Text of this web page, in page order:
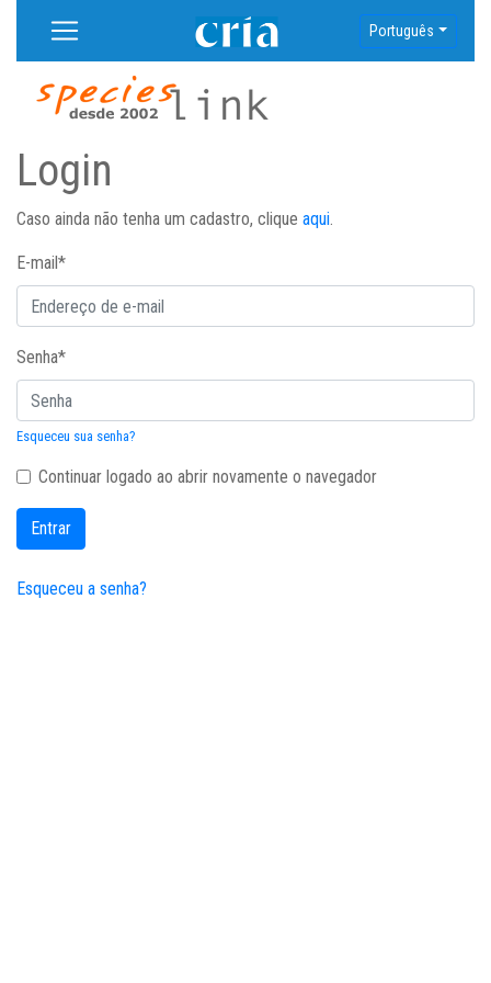
Português
Login
Caso ainda não tenha um cadastro, clique aqui.
E-mail*
Senha*
Esqueceu sua senha?
Continuar logado ao abrir novamente o navegador
Entrar
Esqueceu a senha?